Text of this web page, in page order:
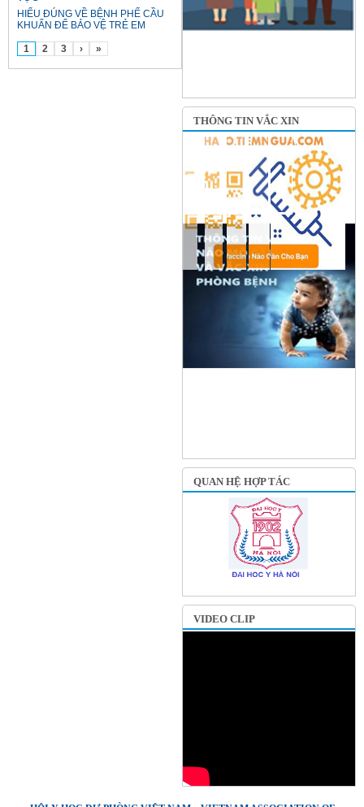
HIỂU ĐÚNG VỀ BỆNH PHẾ CẦU
KHUẨN ĐỂ BẢO VỆ TRẺ EM
1 2 3 › »
THÔNG TIN VẮC XIN
QUAN HỆ HỢP TÁC
VIDEO CLIP